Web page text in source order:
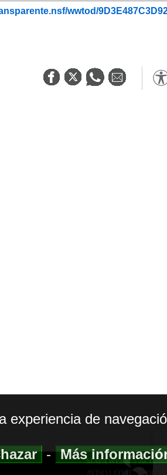
wwtod/
MAPA WEB|
AVISO LEGAL|
de
-Más